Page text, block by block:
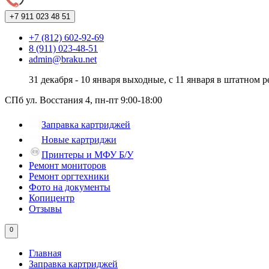
+7 911 023 48 51
+7 (812) 602-92-69
8 (911) 023-48-51
admin@braku.net
31 декабря - 10 января выходные, с 11 января в штатном
СПб ул. Восстания 4, пн-пт 9:00-18:00
Заправка картриджей
Новые картриджи
Принтеры и МФУ Б/У
Ремонт мониторов
Ремонт оргтехники
Фото на документы
Копицентр
Отзывы
0
Главная
Заправка картриджей